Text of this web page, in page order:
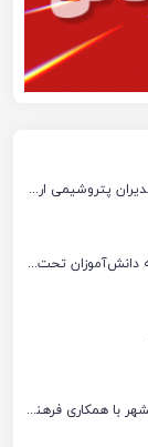
غبارروبی مزار شهدا در ماهشهر با حضور مدیران پتروشیمی اروند و مسئولان شهری
پتروشیمی اروند ۹۸۵ بسته نوشت‌افزار به دانش‌آموزان تحت پوشش کمیته امداد بندرماهشهر اهدا کرد
سمینارهای فرهنگی و آموزشی در بندرماهشهر با همکاری فرهنگ‌سرای پتروشیمی مارون